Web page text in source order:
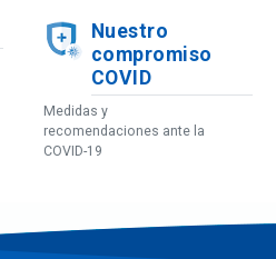
Nuestro
compromiso
COVID
Medidas y
recomendaciones ante la
COVID-19